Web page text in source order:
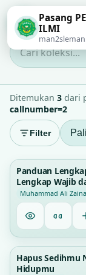
Cari koleksi...
Ditemukan 3 dari
callnumber=2
Filter
1
Panduan
Lengkap Wajib
Muhammad Ali
Hapus Sedihmu
Hidupmu
Pasang
ILMI